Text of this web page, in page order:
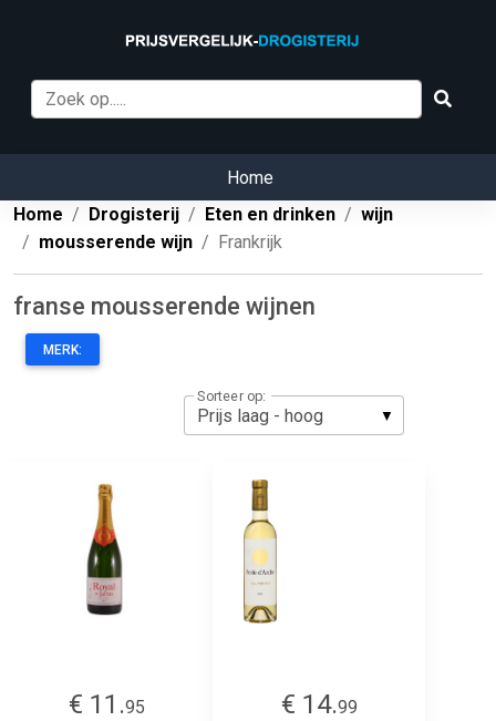
Home
Home
Drogisterij Eten en drinken
wijn
mousserende wijn
Frankrijk
franse mousserende wijnen
MERK:
Sorteer op:
€ 11.95
€ 14.99